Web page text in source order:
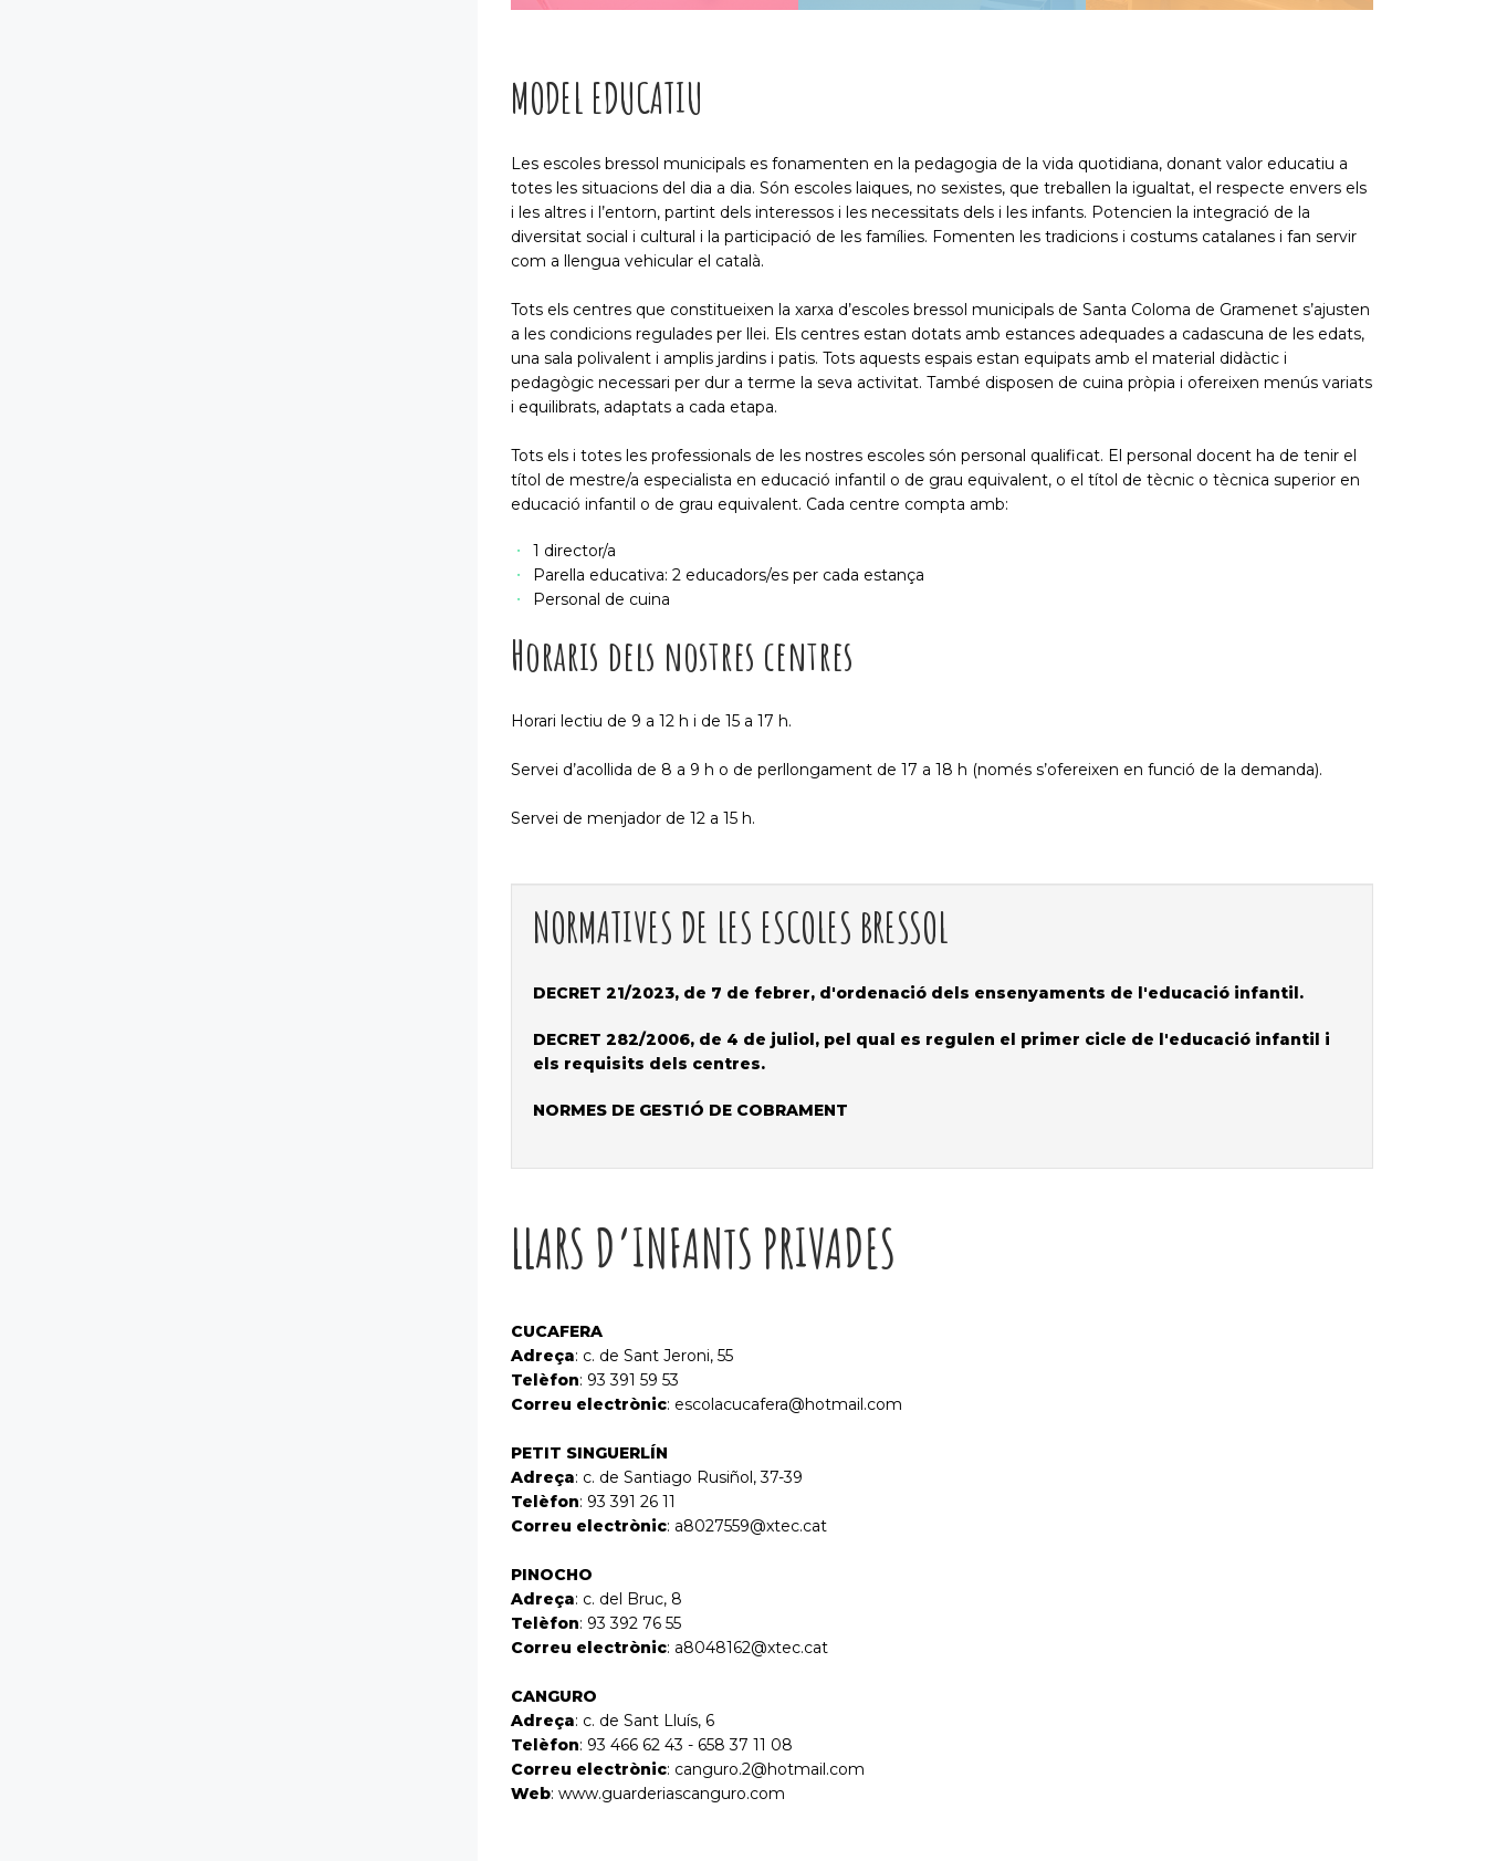
MODEL EDUCATIU
Les escoles bressol municipals es fonamenten en la pedagogia de la vida quotidiana, donant valor educatiu a
totes les situacions del dia a dia. Són escoles laiques, no sexistes, que treballen la igualtat, el respecte envers els
i les altres i l’entorn, partint dels interessos i les necessitats dels i les infants. Potencien la integració de la
diversitat social i cultural i la participació de les famílies. Fomenten les tradicions i costums catalanes i fan servir
com a llengua vehicular el català.
Tots els centres que constitueixen la xarxa d’escoles bressol municipals de Santa Coloma de Gramenet s’ajusten
a les condicions regulades per llei. Els centres estan dotats amb estances adequades a cadascuna de les edats,
una sala polivalent i amplis jardins i patis. Tots aquests espais estan equipats amb el material didàctic i
pedagògic necessari per dur a terme la seva activitat. També disposen de cuina pròpia i ofereixen menús variats
i equilibrats, adaptats a cada etapa.
Tots els i totes les professionals de les nostres escoles són personal qualificat. El personal docent ha de tenir el
títol de mestre/a especialista en educació infantil o de grau equivalent, o el títol de tècnic o tècnica superior en
educació infantil o de grau equivalent. Cada centre compta amb:
1 director/a
Parella educativa: 2 educadors/es per cada estança
Personal de cuina
Horaris dels nostres centres
Horari lectiu de 9 a 12 h i de 15 a 17 h.
Servei d’acollida de 8 a 9 h o de perllongament de 17 a 18 h (només s’ofereixen en funció de la demanda).
Servei de menjador de 12 a 15 h.
NORMATIVES DE LES ESCOLES BRESSOL
DECRET 21/2023, de 7 de febrer, d'ordenació dels ensenyaments de l'educació infantil.
DECRET 282/2006, de 4 de juliol, pel qual es regulen el primer cicle de l'educació infantil i
els requisits dels centres.
NORMES DE GESTIÓ DE COBRAMENT
LLARS D’INFANTS PRIVADES
CUCAFERA
Adreça: c. de Sant Jeroni, 55
Telèfon: 93 391 59 53
Correu electrònic: escolacucafera@hotmail.com
PETIT SINGUERLÍN
Adreça: c. de Santiago Rusiñol, 37-39
Telèfon: 93 391 26 11
Correu electrònic: a8027559@xtec.cat
PINOCHO
Adreça: c. del Bruc, 8
Telèfon: 93 392 76 55
Correu electrònic: a8048162@xtec.cat
CANGURO
Adreça: c. de Sant Lluís, 6
Telèfon: 93 466 62 43 - 658 37 11 08
Correu electrònic: canguro.2@hotmail.com
Web: www.guarderiascanguro.com